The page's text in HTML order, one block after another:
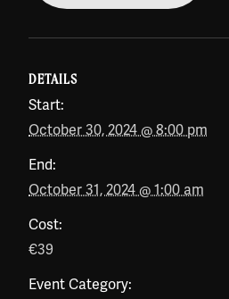
DETAILS
Start:
October 30, 2024 @ 8:00 pm
End:
October 31, 2024 @ 1:00 am
Cost:
€39
Event Category: